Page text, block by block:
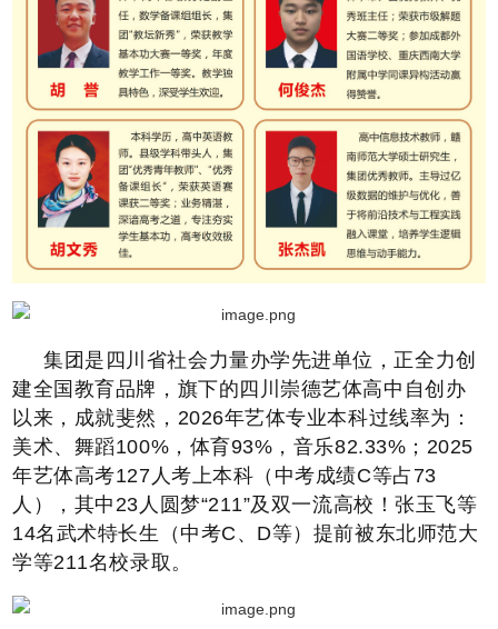
集团是四川省社会力量办学先进单位，正全力创
建全国教育品牌，旗下的四川崇德艺体高中自创办
以来，成就斐然，2026年艺体专业本科过线率为：
美术、舞蹈100%，体育93%，音乐82.33%；2025
年艺体高考127人考上本科（中考成绩C等占73
人），其中23人圆梦“211”及双一流高校！张玉飞等
14名武术特长生（中考C、D等）提前被东北师范大
学等211名校录取。